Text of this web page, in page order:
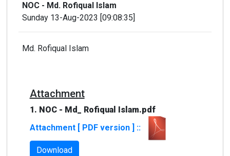
NOC - Md. Rofiqual Islam
Sunday 13-Aug-2023 [09:08:35]
Md. Rofiqual Islam
Attachment
1. NOC - Md_ Rofiqual Islam.pdf
Attachment [ PDF version ] ::
Download